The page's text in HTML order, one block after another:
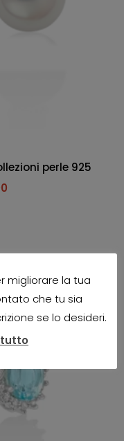
perle 925
migliorare la tua
che tu sia
se lo desideri.
tutto